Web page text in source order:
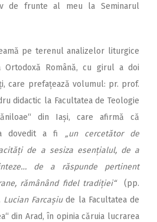
de frunte al meu la Seminarul
pe terenul analizelor liturgice
Ortodoxă Română, cu girul a doi
care prefațează volumul: pr. prof.
didactic la Facultatea de Teologie
din Iași, care afirmă că
dovedit a fi „un cercetător de
de a sesiza esențialul, de a
de a răspunde pertinent
rămânând fidel tradiției“(pp.
Lucian Farcașiude la Facultatea de
din Arad, în opinia căruia lucrarea